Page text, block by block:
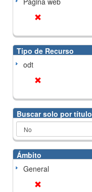
Tipo de Recurso
odt
Buscar solo por título
Ámbito
General